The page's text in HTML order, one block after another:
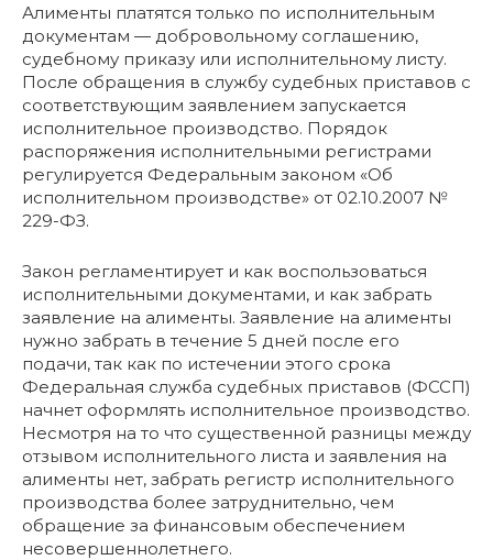
Алименты платятся только по исполнительным
документам — добровольному соглашению,
судебному приказу или исполнительному листу.
После обращения в службу судебных приставов с
соответствующим заявлением запускается
исполнительное производство. Порядок
распоряжения исполнительными регистрами
регулируется Федеральным законом «Об
исполнительном производстве» от 02.10.2007 №
229-ФЗ.
Закон регламентирует и как воспользоваться
исполнительными документами, и как забрать
заявление на алименты. Заявление на алименты
нужно забрать в течение 5 дней после его
подачи, так как по истечении этого срока
Федеральная служба судебных приставов (ФССП)
начнет оформлять исполнительное производство.
Несмотря на то что существенной разницы между
отзывом исполнительного листа и заявления на
алименты нет, забрать регистр исполнительного
производства более затруднительно, чем
обращение за финансовым обеспечением
несовершеннолетнего.